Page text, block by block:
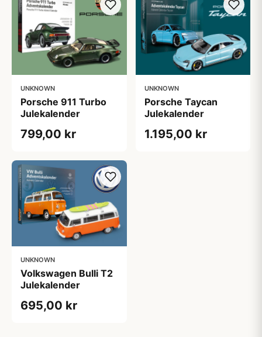
UNKNOWN
Porsche 911 Turbo
Julekalender
799,00 kr
UNKNOWN
Porsche Taycan
Julekalender
1.195,00 kr
UNKNOWN
Volkswagen Bulli T2
Julekalender
695,00 kr